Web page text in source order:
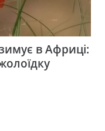
в Африці: